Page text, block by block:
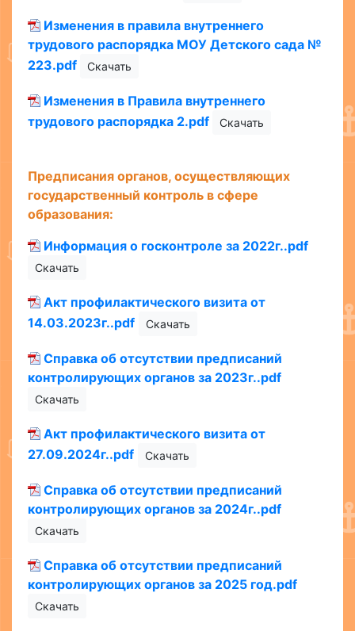
Изменения в правила внутреннего
трудового распорядка МОУ Детского сада №
223.pdf
Скачать
Изменения в Правила внутреннего
трудового распорядка 2.pdf
Скачать
Предписания органов, осуществляющих
государственный контроль в сфере
образования:
Информация о госконтроле за 2022г..pdf
Скачать
Акт профилактического визита от
14.03.2023г..pdf
Скачать
Справка об отсутствии предписаний
контролирующих органов за 2023г..pdf
Скачать
Акт профилактического визита от
27.09.2024г..pdf
Скачать
Справка об отсутствии предписаний
контролирующих органов за 2024г..pdf
Скачать
Справка об отсутствии предписаний
контролирующих органов за 2025 год.pdf
Скачать